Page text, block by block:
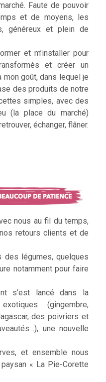
Faute de pouvoir
et de moyens, les
généreux et plein de
et m’installer pour
et créer un
goût, dans lequel je
des produits de notre
simples, avec des
(la place du marché)
échanger, flâner.
nous au fil du temps,
retours clients et de
des légumes, quelques
notamment pour faire
s’est lancé dans la
(gingembre,
des poivriers et
une nouvelle
et ensemble nous
« La Pie-Corette